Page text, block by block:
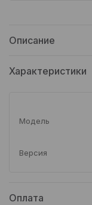
Описание
Характеристики
Модель
Версия
Оплата